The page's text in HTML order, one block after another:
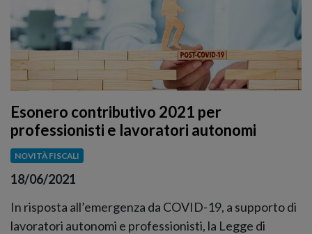
Esonero contributivo 2021 per
professionisti e lavoratori autonomi
NOVITÀ FISCALI
18/06/2021
In risposta all’emergenza da COVID-19, a supporto di
lavoratori autonomi e professionisti, la Legge di